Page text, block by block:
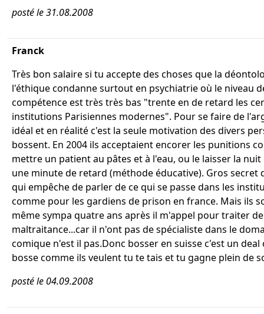
posté le 31.08.2008
Franck
Très bon salaire si tu accepte des choses que la
l'éthique condanne surtout en psychiatrie où le niveau
compétence est très très bas "trente en de retard les
institutions Parisiennes modernes". Pour se faire de
idéal et en réalité c'est la seule motivation des divers
bossent. En 2004 ils acceptaient encorer les punitions
mettre un patient au pâtes et à l'eau, ou le laisser la
une minute de retard (méthode éducative). Gros secret
qui empêche de parler de ce qui se passe dans les
comme pour les gardiens de prison en france. Mais ils
même sympa quatre ans après il m'appel pour traiter
maltraitance...car il n'ont pas de spécialiste dans le
comique n'est il pas.Donc bosser en suisse c'est un deal
bosse comme ils veulent tu te tais et tu gagne plein de
posté le 04.09.2008